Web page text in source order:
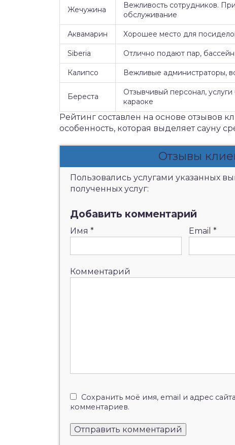
Жечужина
Вежливость сотрудников.
обслуживание
Аквамарин Хорошее место для
Siberia Отлично подают пар,
Калипсо Вежливые администраторы,
Береста
Отзывчивый персонал,
караоке
Рейтинг составлен на основе отзывов
особенность, которая выделяет сауну
Отзывы
Пользовались услугами указанных
полученных услуг:
Добавить комментарий
Имя * Email *
Комментарий
Сохранить моё имя, email и адрес
комментариев.